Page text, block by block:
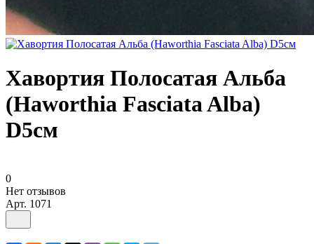
Хавортия Полосатая Альба
(Haworthia Fasciata Alba)
D5см
0
Нет отзывов
Арт. 1071